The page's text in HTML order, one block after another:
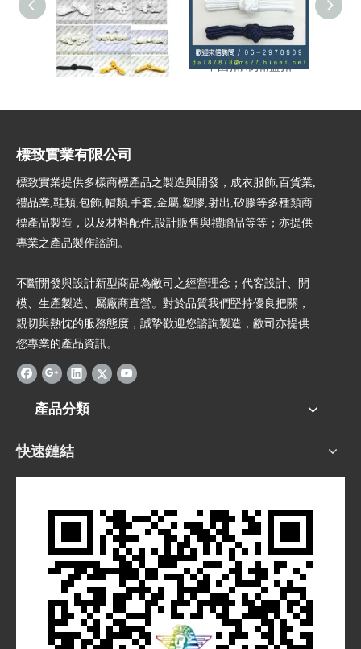
中國扣／布扣 中國扣,布扣,盤扣
標致實業有限公司
標致實業提供多樣商標產品之製造與開發，成衣服飾,百貨業,
禮品業,鞋類,包飾,帽類,手套,金屬,塑膠,射出,矽膠等多種類商
標產品製造，以及材料配件,設計販售與禮贈品等等；亦提供
專業之產品製作諮詢。
不斷開發與設計新型商品為敝司之經營理念；代客設計、開
模、生產製造、屬廠商直營。對於品質我們堅持優良把關，
親切與熱忱的服務態度，誠摯歡迎您諮詢製造，敝司亦提供
您專業的產品資訊。
產品分類
快速鏈結